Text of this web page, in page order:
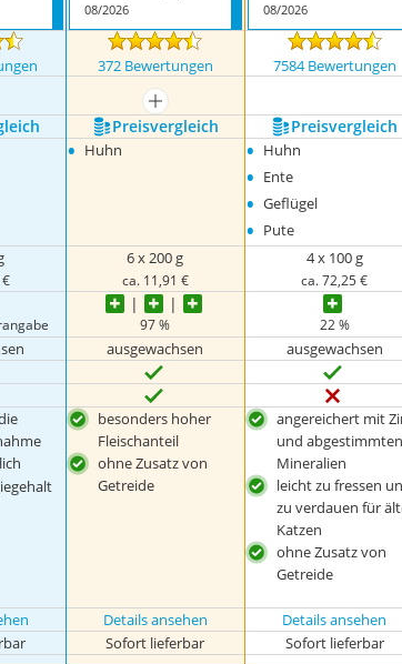
08/2026
08/2026
372 Bewertungen 7584 Bewertungen
anzeigen
mehr anzeigen
Preis­vergleich Preis­vergleich
• Huhn • Huhn
• Ente
• Geflügel
• Pute
6 x 200 g
ca. 11,91 €
4 x 100 g
ca. 72,25 €
97 % 22 %
ausgewachsen ausgewachsen
besonders hoher
Fleischanteil
ohne Zusatz von
Getreide
angereichert mit
und abgestimmten
Mineralien
leicht zu fressen
zu verdauen für
Katzen
ohne Zusatz von
Getreide
Details ansehen Details ansehen
Sofort lieferbar Sofort lieferbar